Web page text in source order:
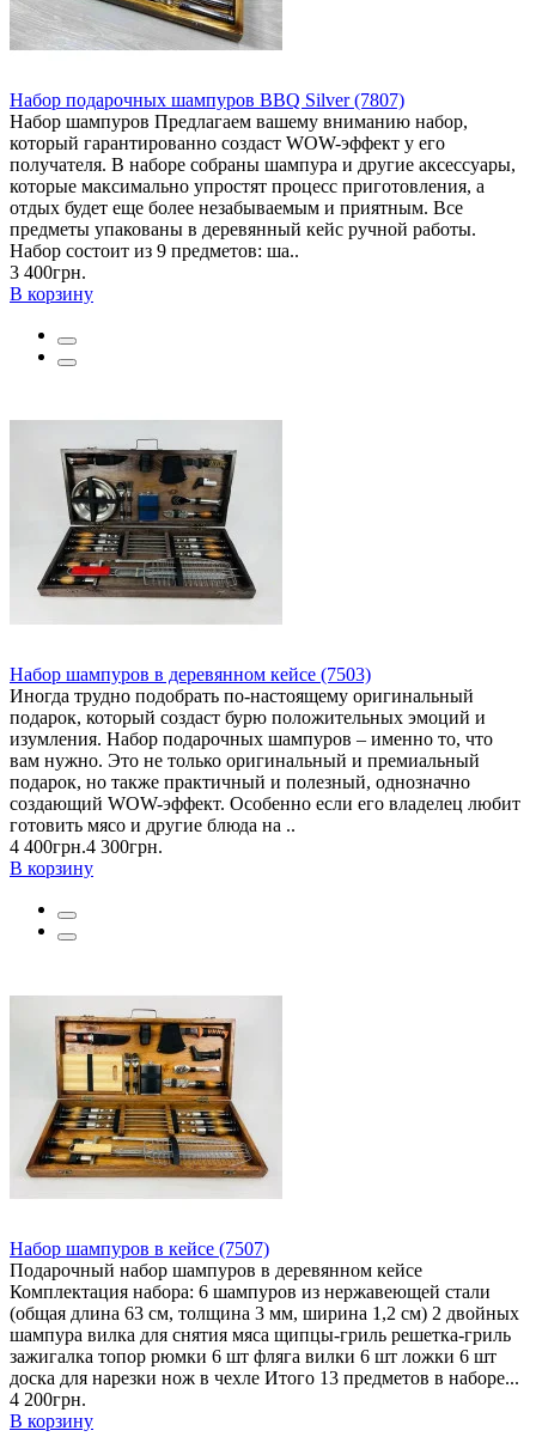
Набор подарочных шампуров BBQ Silver (7807)
Набор шампуров Предлагаем вашему вниманию набор,
который гарантированно создаст WOW-эффект у его
получателя. В наборе собраны шампура и другие аксессуары,
которые максимально упростят процесс приготовления, а
отдых будет еще более незабываемым и приятным. Все
предметы упакованы в деревянный кейс ручной работы.
Набор состоит из 9 предметов: ша..
3 400грн.
В корзину
Набор шампуров в деревянном кейсе (7503)
Иногда трудно подобрать по-настоящему оригинальный
подарок, который создаст бурю положительных эмоций и
изумления. Набор подарочных шампуров – именно то, что
вам нужно. Это не только оригинальный и премиальный
подарок, но также практичный и полезный, однозначно
создающий WOW-эффект. Особенно если его владелец любит
готовить мясо и другие блюда на ..
4 400грн.4 300грн.
В корзину
Набор шампуров в кейсе (7507)
Подарочный набор шампуров в деревянном кейсе
Комплектация набора: 6 шампуров из нержавеющей стали
(общая длина 63 см, толщина 3 мм, ширина 1,2 см) 2 двойных
шампура вилка для снятия мяса щипцы-гриль решетка-гриль
зажигалка топор рюмки 6 шт фляга вилки 6 шт ложки 6 шт
доска для нарезки нож в чехле Итого 13 предметов в наборе...
4 200грн.
В корзину